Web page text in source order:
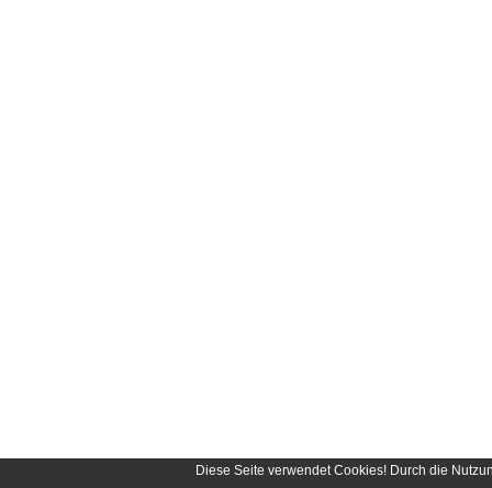
Diese Seite verwendet Cookies! Durch die